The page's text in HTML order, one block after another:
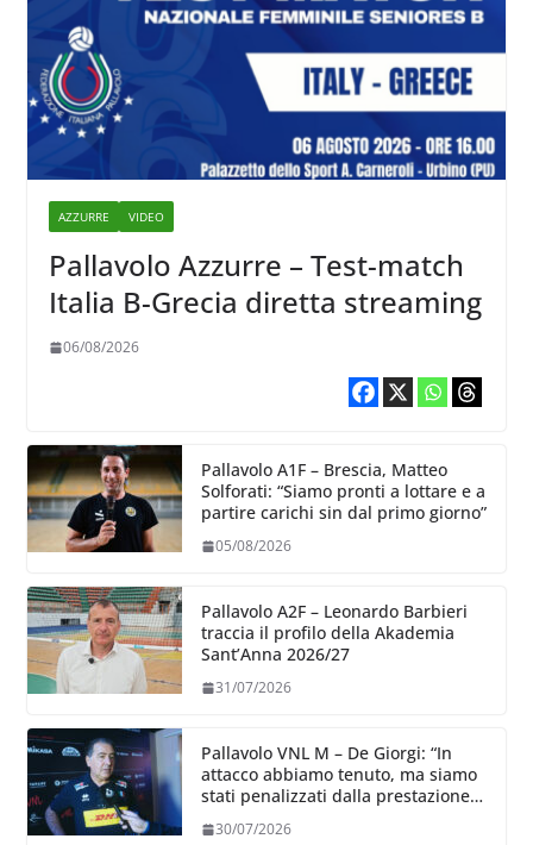
AZZURRE VIDEO
Pallavolo Azzurre – Test-match
Italia B-Grecia diretta streaming
06/08/2026
Pallavolo A1F – Brescia, Matteo
Solforati: “Siamo pronti a lottare e a
partire carichi sin dal primo giorno”
05/08/2026
Pallavolo A2F – Leonardo Barbieri
traccia il profilo della Akademia
Sant’Anna 2026/27
31/07/2026
Pallavolo VNL M – De Giorgi: “In
attacco abbiamo tenuto, ma siamo
stati penalizzati dalla prestazione
30/07/2026